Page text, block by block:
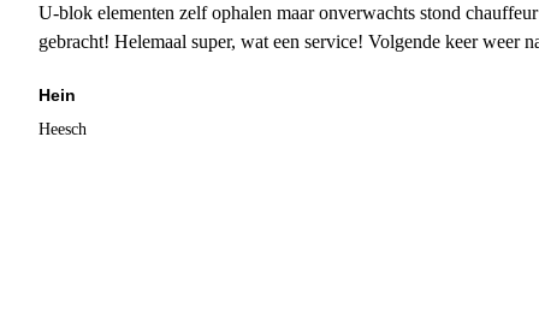
U-blok elementen zelf ophalen maar onverwachts stond
gebracht! Helemaal super, wat een service! Volgende keer weer
Hein
Heesch